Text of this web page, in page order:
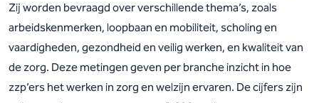
Zij worden bevraagd over verschillende thema’s, zoals
arbeidskenmerken, loopbaan en mobiliteit, scholing en
vaardigheden, gezondheid en veilig werken, en kwaliteit van
de zorg. Deze metingen geven per branche inzicht in hoe
zzp’ers het werken in zorg en welzijn ervaren. De cijfers zijn